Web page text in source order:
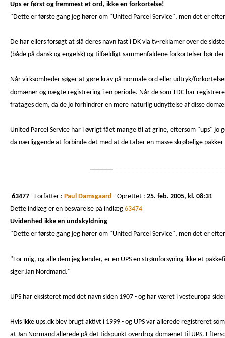
Ups er først og fremmest et ord, ikke en forkortelse!
"Dette er første gang jeg hører om "United Parcel Service", men det er
De har ellers forsøgt at slå deres navn fast i DK via tv-reklamer over de
(både på dansk og engelsk) og tilfældigt sammenfaldene forkortelser bør
Når virksomheder søger at gøre krav på normale ord eller udtryk/
domæner og nægte registrering i en periode. Når de som TDC har
fratages dem, da de jo forhindrer en mere naturlig udnyttelse af disse
United Parcel Service har i øvrigt fået mange til at grine, eftersom "ups"
da nærliggende at forbinde det med at de taber en masse skrøbelige
63477 - Forfatter : Paul Damsgaard - Oprettet : 25. feb. 2005, kl. 08:31
Dette indlæg er en besvarelse på indlæg 63474
Uvidenhed ikke en undskyldning
"Dette er første gang jeg hører om "United Parcel Service", men det er
"For mig, og alle dem jeg kender, er en UPS en strømforsyning ikke et
siger Jan Nordmand."
UPS har eksisteret med det navn siden 1907 - og har været i vesteuropa
Hvis ikke ups.dk blev brugt aktivt i 1999 - og UPS var allerede registreret
at Jan Normand allerede på det tidspunkt overdrog domænet til UPS.